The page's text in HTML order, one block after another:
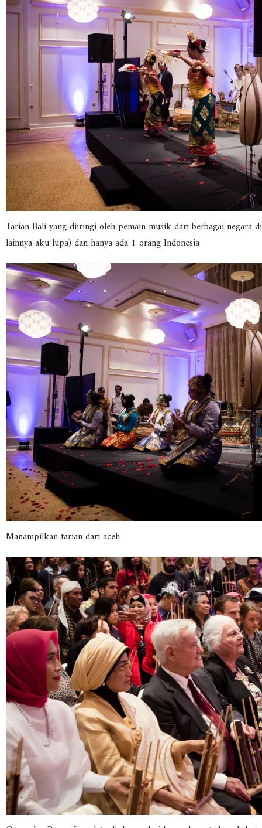
Tarian Bali yang diiringi oleh pemain musik dari berbagai negara
lainnya aku lupa) dan hanya ada 1 orang Indonesia
Manampilkan tarian dari aceh